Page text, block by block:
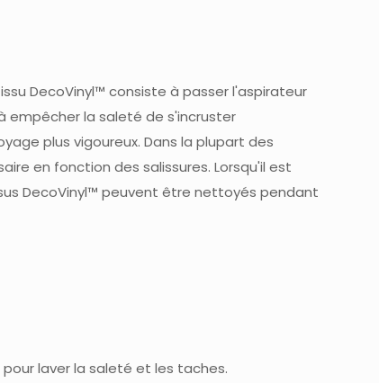
DecoVinyl™ consiste à passer l'aspirateur
empêcher la saleté de s'incruster
plus vigoureux. Dans la plupart des
en fonction des salissures. Lorsqu'il est
DecoVinyl™ peuvent être nettoyés pendant
laver la saleté et les taches.